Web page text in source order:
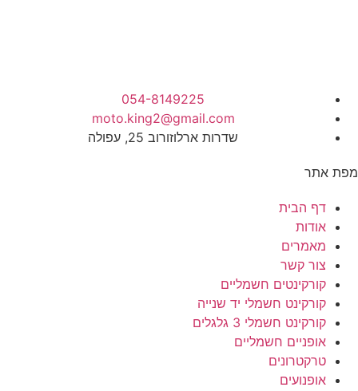
054-8149225
moto.king2@gmail.com
שדרות ארלוזורוב 25, עפולה
מפת אתר
דף הבית
אודות
מאמרים
צור קשר
קורקינטים חשמליים
קורקינט חשמלי יד שנייה
קורקינט חשמלי 3 גלגלים
אופניים חשמליים
טרקטרונים
אופנועים